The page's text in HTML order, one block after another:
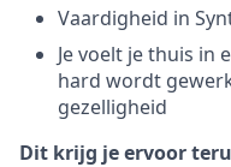
Vaardigheid in
Je voelt je thuis in
hard wordt
gezelligheid
Dit krijg je ervoor